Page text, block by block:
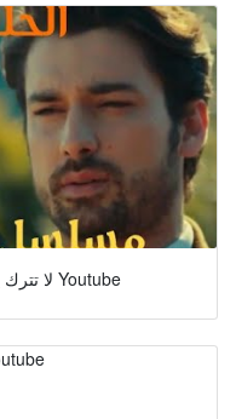
لا تترك يدي الحلقة 35 الاعلان الاول Youtube